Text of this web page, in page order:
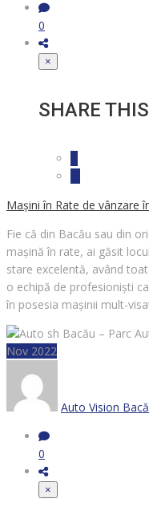
0
×
SHARE THIS
Mașini în Rate de vânzare
Fie că din Bacău sau din
mașină în rate, ai găsit
stare excelentă, având
o echipă de profesioniști
în posesia mașinii mult-
Nov 2022
Auto Vision
0
×